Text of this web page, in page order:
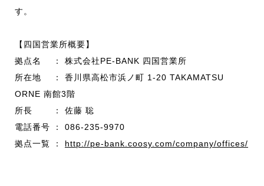
す。
【四国営業所概要】
拠点名 ： 株式会社PE-BANK 四国営業所
所在地 ： 香川県高松市浜ノ町 1-20 TAKAMATSU
ORNE 南館3階
所長 ： 佐藤 聡
電話番号 ： 086-235-9970
拠点一覧 ： http://pe-bank.coosy.com/company/offices/